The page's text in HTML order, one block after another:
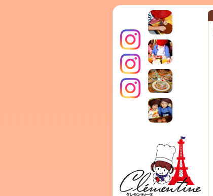
インス
タグラ